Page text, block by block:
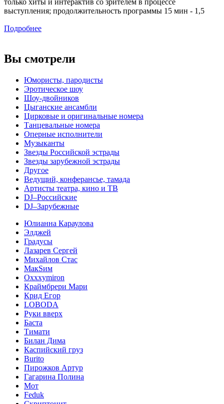
только хиты и интерактив со зрителем в процессе
выступления; продолжительность программы 15 мин - 1,5
Подробнее
Вы смотрели
Юмористы, пародисты
Эротическое шоу
Шоу-двойников
Цыганские ансамбли
Цирковые и оригинальные номера
Танцевальные номера
Оперные исполнители
Музыканты
Звезды Российской эстрады
Звезды зарубежной эстрады
Другое
Ведущий, конферансье, тамада
Артисты театра, кино и ТВ
DJ–Российские
DJ–Зарубежные
Юлианна Караулова
Элджей
Градусы
Лазарев Сергей
Михайлов Стас
МакSим
Oxxxymiron
Краймбрери Мари
Крид Егор
LOBODA
Руки вверх
Баста
Тимати
Билан Дима
Каспийский груз
Burito
Пирожков Артур
Гагарина Полина
Мот
Feduk